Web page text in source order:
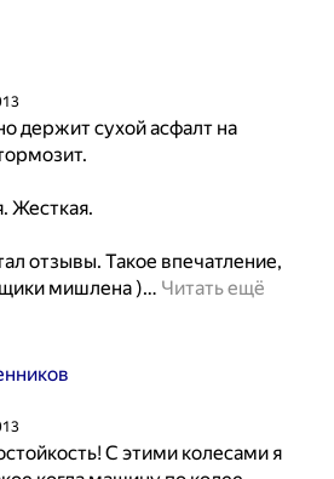
держит сухой асфалт на
Жесткая.
отзывы. Такое впечатление,
мишлена )… Читать ещё
С этими колесами я